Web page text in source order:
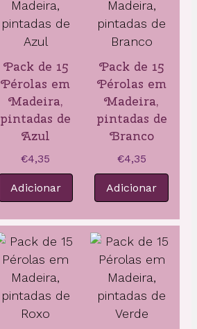
Pack de 15
Pérolas em
Madeira,
pintadas de
Azul
€4,35
Adicionar
Pack de 15
Pérolas em
Madeira,
pintadas de
Branco
€4,35
Adicionar